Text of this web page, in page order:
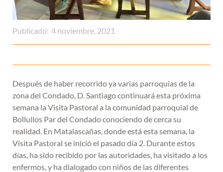
Publicado: 4 noviembre, 2021
Después de haber recorrido ya varias parroquias de la
zona del Condado, D. Santiago continuará esta próxima
semana la Visita Pastoral a la comunidad parroquial de
Bollullos Par del Condado conociendo de cerca su
realidad. En Matalascañas, donde está esta semana, la
Visita Pastoral se inició el pasado día 2. Durante estos
días, ha sido recibido por las autoridades, ha visitado a los
enfermos, y ha dialogado con niños de las diferentes